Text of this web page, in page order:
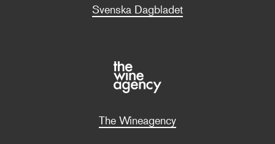
Svenska Dagbladet
The Wineagency